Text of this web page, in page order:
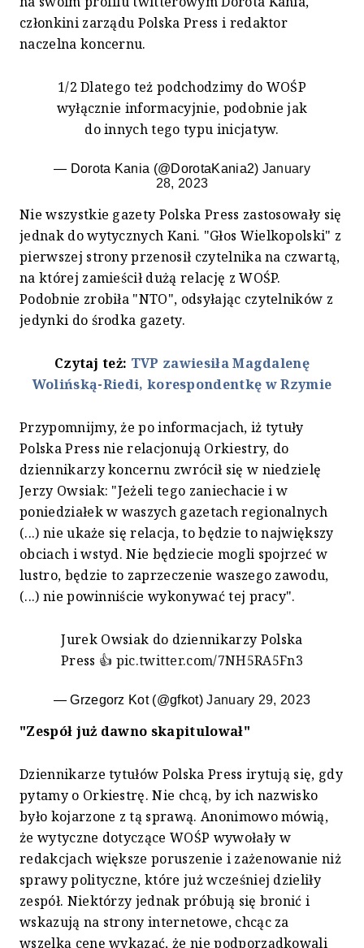
członkini zarządu Polska Press i redaktor
naczelna koncernu.
1/2 Dlatego też podchodzimy do WOŚP
wyłącznie informacyjnie, podobnie jak
do innych tego typu inicjatyw.
— Dorota Kania (@DorotaKania2) January
28, 2023
Nie wszystkie gazety Polska Press zastosowały się
jednak do wytycznych Kani. "Głos Wielkopolski" z
pierwszej strony przenosił czytelnika na czwartą,
na której zamieścił dużą relację z WOŚP.
Podobnie zrobiła "NTO", odsyłając czytelników z
jedynki do środka gazety.
Czytaj też: TVP zawiesiła Magdalenę
Wolińską-Riedi, korespondentkę w Rzymie
Przypomnijmy, że po informacjach, iż tytuły
Polska Press nie relacjonują Orkiestry, do
dziennikarzy koncernu zwrócił się w niedzielę
Jerzy Owsiak: "Jeżeli tego zaniechacie i w
poniedziałek w waszych gazetach regionalnych
(...) nie ukaże się relacja, to będzie to największy
obciach i wstyd. Nie będziecie mogli spojrzeć w
lustro, będzie to zaprzeczenie waszego zawodu,
(...) nie powinniście wykonywać tej pracy".
Jurek Owsiak do dziennikarzy Polska
Press 👍 pic.twitter.com/7NH5RA5Fn3
— Grzegorz Kot (@gfkot)January 29, 2023
"Zespół już dawno skapitulował"
Dziennikarze tytułów Polska Press irytują się, gdy
pytamy o Orkiestrę. Nie chcą, by ich nazwisko
było kojarzone z tą sprawą. Anonimowo mówią,
że wytyczne dotyczące WOŚP wywołały w
redakcjach większe poruszenie i zażenowanie niż
sprawy polityczne, które już wcześniej dzieliły
zespół. Niektórzy jednak próbują się bronić i
wskazują na strony internetowe, chcąc za
wszelką cenę wykazać, że nie podporządkowali